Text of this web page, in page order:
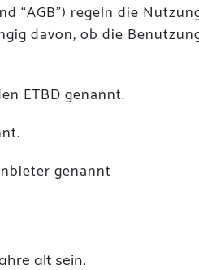
“AGB”) regeln die
davon, ob die
ETBD genannt.
genannt
alt sein.